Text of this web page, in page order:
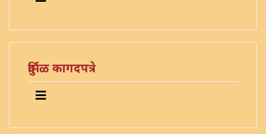
दुर्मिळ कागदपत्रे